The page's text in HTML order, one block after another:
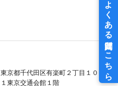
東京都千代田区有楽町２丁目１０－
１東京交通会館１階